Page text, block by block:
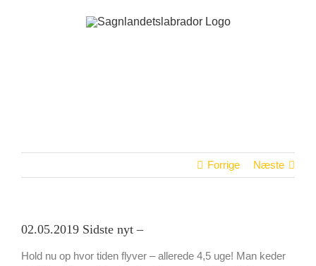
Forrige Næste
02.05.2019 Sidste nyt –
Hold nu op hvor tiden flyver – allerede 4,5 uge! Man keder